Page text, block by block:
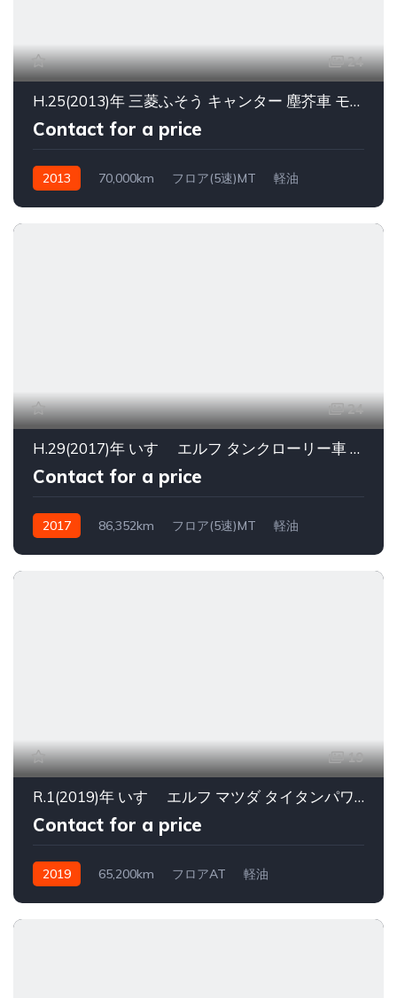
24
H.25(2013)年 三菱ふそう キャンター 塵芥車 モリタ排出ダンプ式5.0立米2750kg
Contact for a price
2013 70,000km フロア(5速)MT 軽油
24
H.29(2017)年 いすゞ エルフ タンクローリー車 3kL 4WD
Contact for a price
2017 86,352km フロア(5速)MT 軽油
19
R.1(2019)年 いすゞ エルフ マツダ タイタンパワーゲート付
Contact for a price
2019 65,200km フロアAT 軽油